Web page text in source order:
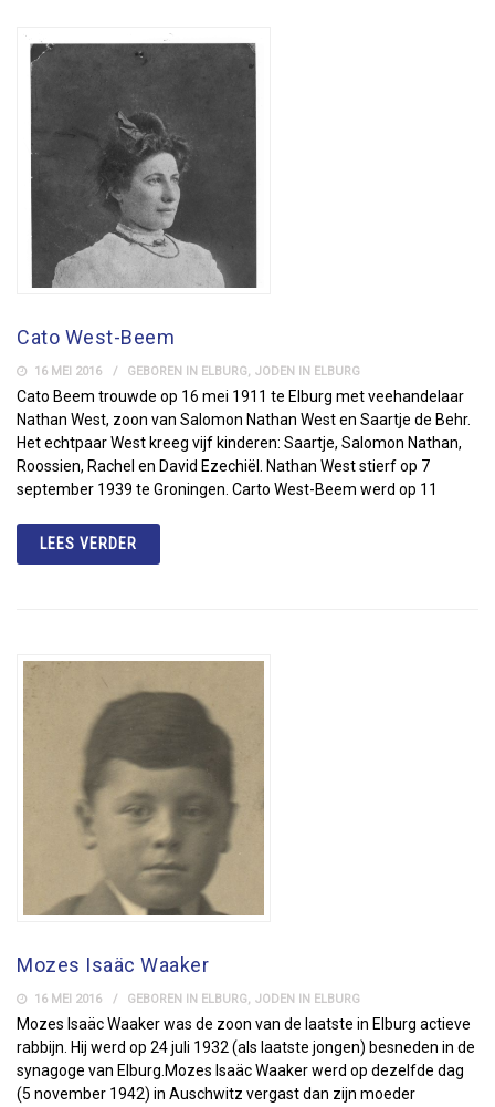
Cato West-Beem
16 MEI 2016 GEBOREN IN ELBURG, JODEN IN ELBURG
Cato Beem trouwde op 16 mei 1911 te Elburg met veehandelaar
Nathan West, zoon van Salomon Nathan West en Saartje de Behr.
Het echtpaar West kreeg vijf kinderen: Saartje, Salomon Nathan,
Roossien, Rachel en David Ezechiël. Nathan West stierf op 7
september 1939 te Groningen. Carto West-Beem werd op 11
LEES VERDER
Mozes Isaäc Waaker
16 MEI 2016 GEBOREN IN ELBURG, JODEN IN ELBURG
Mozes Isaäc Waaker was de zoon van de laatste in Elburg actieve
rabbijn. Hij werd op 24 juli 1932 (als laatste jongen) besneden in de
synagoge van Elburg.Mozes Isaäc Waaker werd op dezelfde dag
(5 november 1942) in Auschwitz vergast dan zijn moeder